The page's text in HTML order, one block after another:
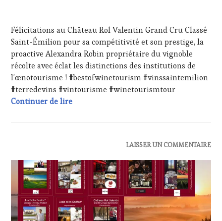
&
DÉGUSTATIONS,
WINE
TASTING,
MÉDIAS,
PRESSE
RADIO,
TV,
PRODUCTEURS
TERROIR,
RESTAURATEUR,
CHEF,
CUISINIER,
ŒNOLOGUE,
2024
Félicitations au Château Rol Valentin Grand Cru Classé
Saint-Émilion pour sa compétitivité et son prestige, la
proactive Alexandra Robin propriétaire du vignoble
récolte avec éclat les distinctions des institutions de
l’œnotourisme ! #bestofwinetourism #vinssaintemilion
#terredevins #vintourisme #winetourismtour
Continuer de lireFélicitations au Château Rol Valentin
WINE
TASTING
VOUCHER,
DOMAINE
VITICOLE,
LAISSER UN COMMENTAIRE